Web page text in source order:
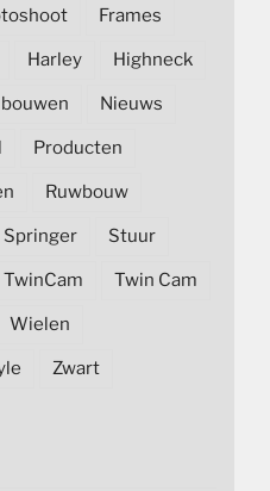
Frames
Harley Highneck
Nieuws
Producten
Ruwbouw
Springer Stuur
TwinCam Twin Cam
Wielen
Zwart